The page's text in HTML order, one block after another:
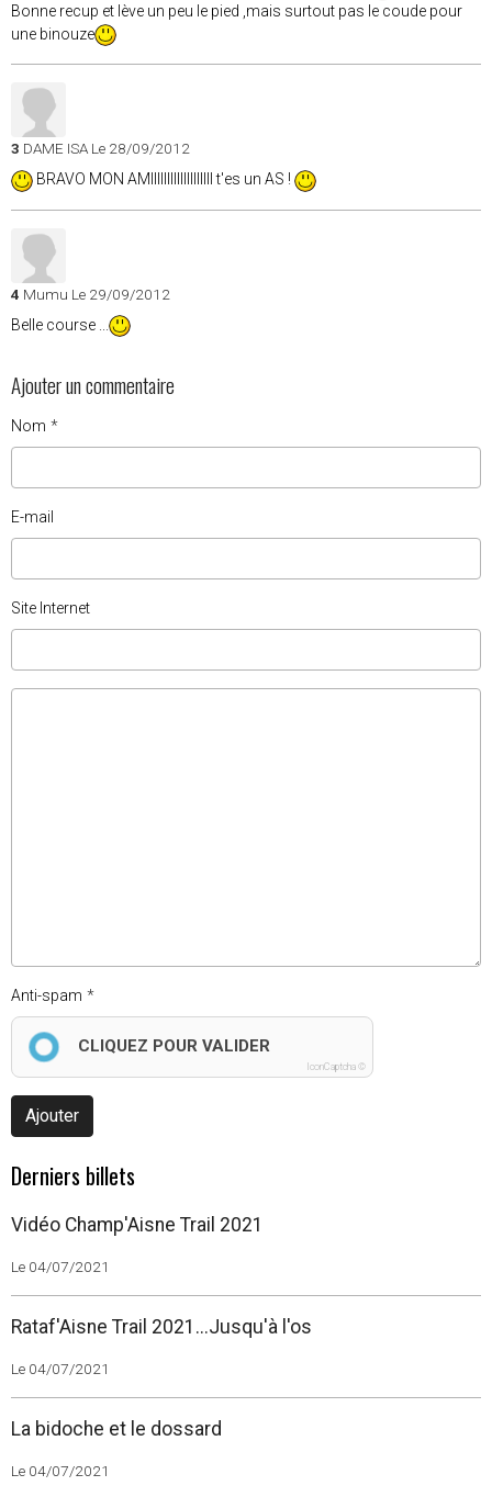
Bonne recup et lève un peu le pied ,mais surtout pas le coude pour
une binouze
3 DAME ISA Le 28/09/2012
BRAVO MON AMIIIIIIIIIIIIIIIIIII t'es un AS !
4 Mumu Le 29/09/2012
Belle course ...
Ajouter un commentaire
Nom
E-mail
Site Internet
Anti-spam
CLIQUEZ POUR VALIDER
IconCaptcha ©
Ajouter
Derniers billets
Vidéo Champ'Aisne Trail 2021
Le 04/07/2021
Rataf'Aisne Trail 2021...Jusqu'à l'os
Le 04/07/2021
La bidoche et le dossard
Le 04/07/2021